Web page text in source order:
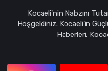
Kocaeli'nin Nabzını
Hoşgeldiniz. Kocaeli'in
Haberleri,